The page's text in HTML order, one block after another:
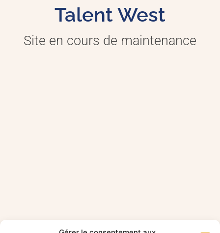
Talent West
Site en cours de maintenance